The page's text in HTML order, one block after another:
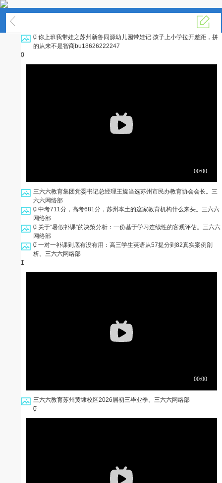
0 你上班我带娃之苏州新鲁同源幼儿园带娃记:孩子上小学拉开差距，拼
的从来不是智商bu18626222247
0
三六六教育集团党委书记总经理王旋当选苏州市民办教育协会会长。 三
六六网络部
0 中考711分，高考681分，苏州本土的这家教育机构什么来头。 三六六
网络部
0 关于“暑假补课”的决策分析：一份基于学习连续性的客观评估。 三六六
网络部
0 一对一补课到底有没有用：高三学生英语从57提分到82真实案例剖
析。 三六六网络部
1
三六六教育苏州黄埭校区2026届初三毕业季。 三六六网络部
0